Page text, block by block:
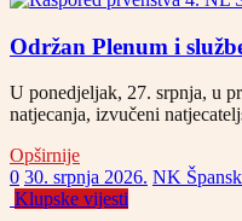
Održan Plenum i
U ponedjeljak, 27. srpnja, u
natjecanja, izvučeni
Opširnije
0 30. srpnja 2026. NK
Klupske vijesti